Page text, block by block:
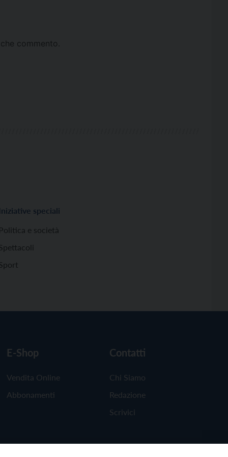
commento.
Iniziative speciali
Politica e società
E-Shop
Vendita Online
Abbonamenti
Contatti
Chi Siamo
Redazione
Scrivici